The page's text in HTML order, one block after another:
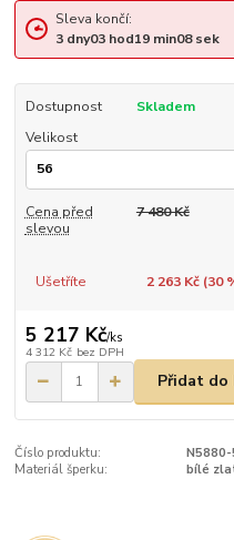
Sleva končí:
3 dny03hod19min07sek
Dostupnost
Skladem
Velikost
Cena před
slevou
7 480 Kč
Ušetříte
2 263 Kč (30
5 217 Kč/ks
4 312 Kč bez DPH
Přidat do
Číslo produktu:
Materiál šperku:
bílé